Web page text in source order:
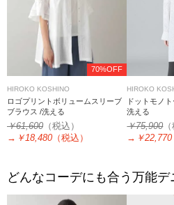
70%OFF
HIROKO KOSHINO
ロゴプリントボリュームスリーブ
ブラウス /洗える
￥61,600 （税込）
→ ￥18,480 （税込）
HIROKO
ドットモノ
洗える
￥75,900（
→ ￥22,770
どんなコーデにも合う万能デ